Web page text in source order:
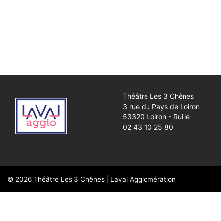
Théâtre Les 3 Chênes
3 rue du Pays de Loiron
53320 Loiron - Ruillé
02 43 10 25 80
© 2026 Théâtre Les 3 Chênes Laval Agglomération